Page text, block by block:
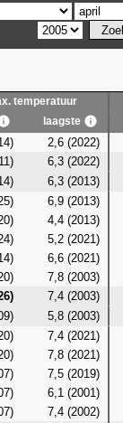
temperatuur
laagste
2,6 (2022)
6,3 (2022)
6,3 (2013)
6,9 (2013)
4,4 (2013)
5,2 (2021)
6,6 (2021)
7,8 (2003)
7,4 (2003)
5,8 (2003)
7,4 (2021)
7,8 (2021)
7,5 (2019)
6,1 (2001)
7,4 (2002)